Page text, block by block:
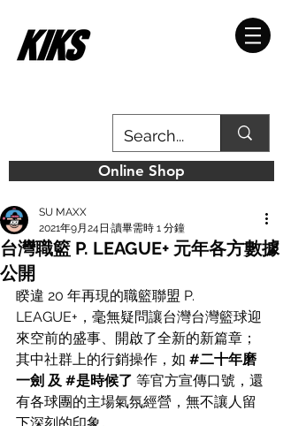
Online Shop
台灣職籃 P. LEAGUE+ 元年各方數據
公開
SU MAXX
2021年9月24日 讀畢需時 1 分鐘
睽違 20 年再現的職籃聯盟 P.
LEAGUE+，毫無疑問讓台灣台灣籃球迎
來空前的盛事、開啟了全新的新篇章；
其中社群上的行銷操作，如 #二十年磨
一劍 及 #是時候了 等官方宣傳口號，還
有各球團的主場氣氛經營，無不讓人留